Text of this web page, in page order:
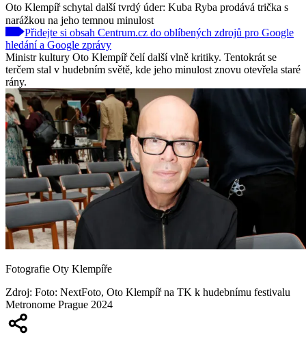
Oto Klempíř schytal další tvrdý úder: Kuba Ryba prodává trička s
narážkou na jeho temnou minulost
Přidejte si obsah Centrum.cz do oblíbených zdrojů pro Google
hledání a Google zprávy
Ministr kultury Oto Klempíř čelí další vlně kritiky. Tentokrát se
terčem stal v hudebním světě, kde jeho minulost znovu otevřela staré
rány.
Fotografie Oty Klempíře
Zdroj: Foto: NextFoto, Oto Klempíř na TK k hudebnímu festivalu
Metronome Prague 2024